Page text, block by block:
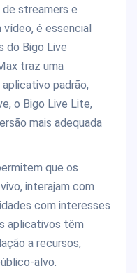
streamers e
é essencial
do Bigo Live
traz uma
padrão,
o Bigo Live Lite,
mais adequada
que os
interajam com
com interesses
aplicativos têm
a recursos,
alvo.